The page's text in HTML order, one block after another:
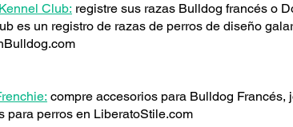
Club: registre sus razas Bulldog francés o
es un registro de razas de perros de diseño
compre accesorios para Bulldog
para perros en LiberatoStile.com